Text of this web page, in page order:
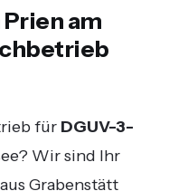
am
für DGUV-3-
Wir sind Ihr
Grabenstätt